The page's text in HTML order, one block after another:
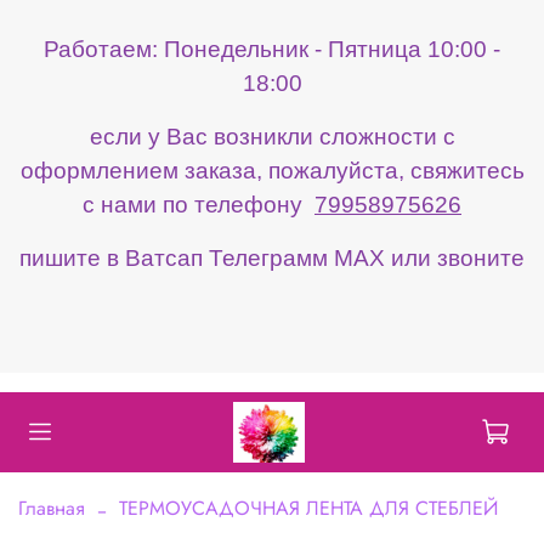
Работаем: Понедельник - Пятница 10:00 -
18:00
если у Вас возникли сложности с
оформлением заказа, пожалуйста, свяжитесь
с нами по телефону 79958975626
пишите в Ватсап Телеграмм МАХ или звоните
Главная ТЕРМОУСАДОЧНАЯ ЛЕНТА ДЛЯ СТЕБЛЕЙ